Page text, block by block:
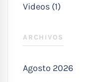
Videos (1)
ARCHIVOS
Agosto 2026